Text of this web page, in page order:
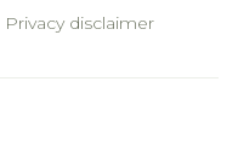
Privacy disclaimer